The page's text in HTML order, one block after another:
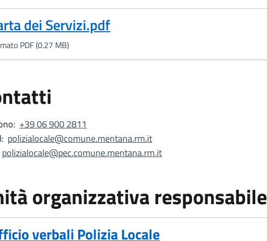
dei Servizi.pdf
PDF, 0.27 MB)
PDF (0.27 MB)
+39 06 900 2811
polizialocale@comune.mentana.rm.it
polizialocale@pec.comune.mentana.rm.it
organizzativa responsabile
verbali Polizia Locale